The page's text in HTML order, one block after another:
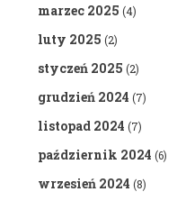
marzec 2025 (4)
luty 2025 (2)
styczeń 2025 (2)
grudzień 2024 (7)
listopad 2024 (7)
październik 2024 (6)
wrzesień 2024 (8)